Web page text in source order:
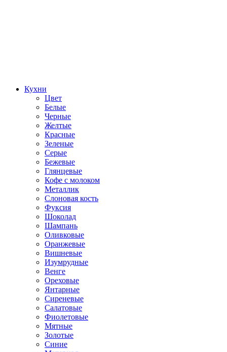
Кухни
Цвет
Белые
Черные
Желтые
Красные
Зеленые
Серые
Бежевые
Глянцевые
Кофе с молоком
Металлик
Слоновая кость
Фуксия
Шоколад
Шампань
Оливковые
Оранжевые
Вишневые
Изумрудные
Венге
Ореховые
Янтарные
Сиреневые
Салатовые
Фиолетовые
Мятные
Золотые
Синие